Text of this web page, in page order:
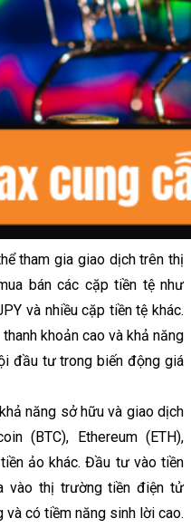
tham gia giao dịch trên thị
bán các cặp tiền tệ như
và nhiều cặp tiền tệ khác.
khoản cao và khả năng
đầu tư trong biến động giá
năng sở hữu và giao dịch
(BTC), Ethereum (ETH),
ảo khác. Đầu tư vào tiền
vào thị trường tiền điện tử
và có tiềm năng sinh lời cao.